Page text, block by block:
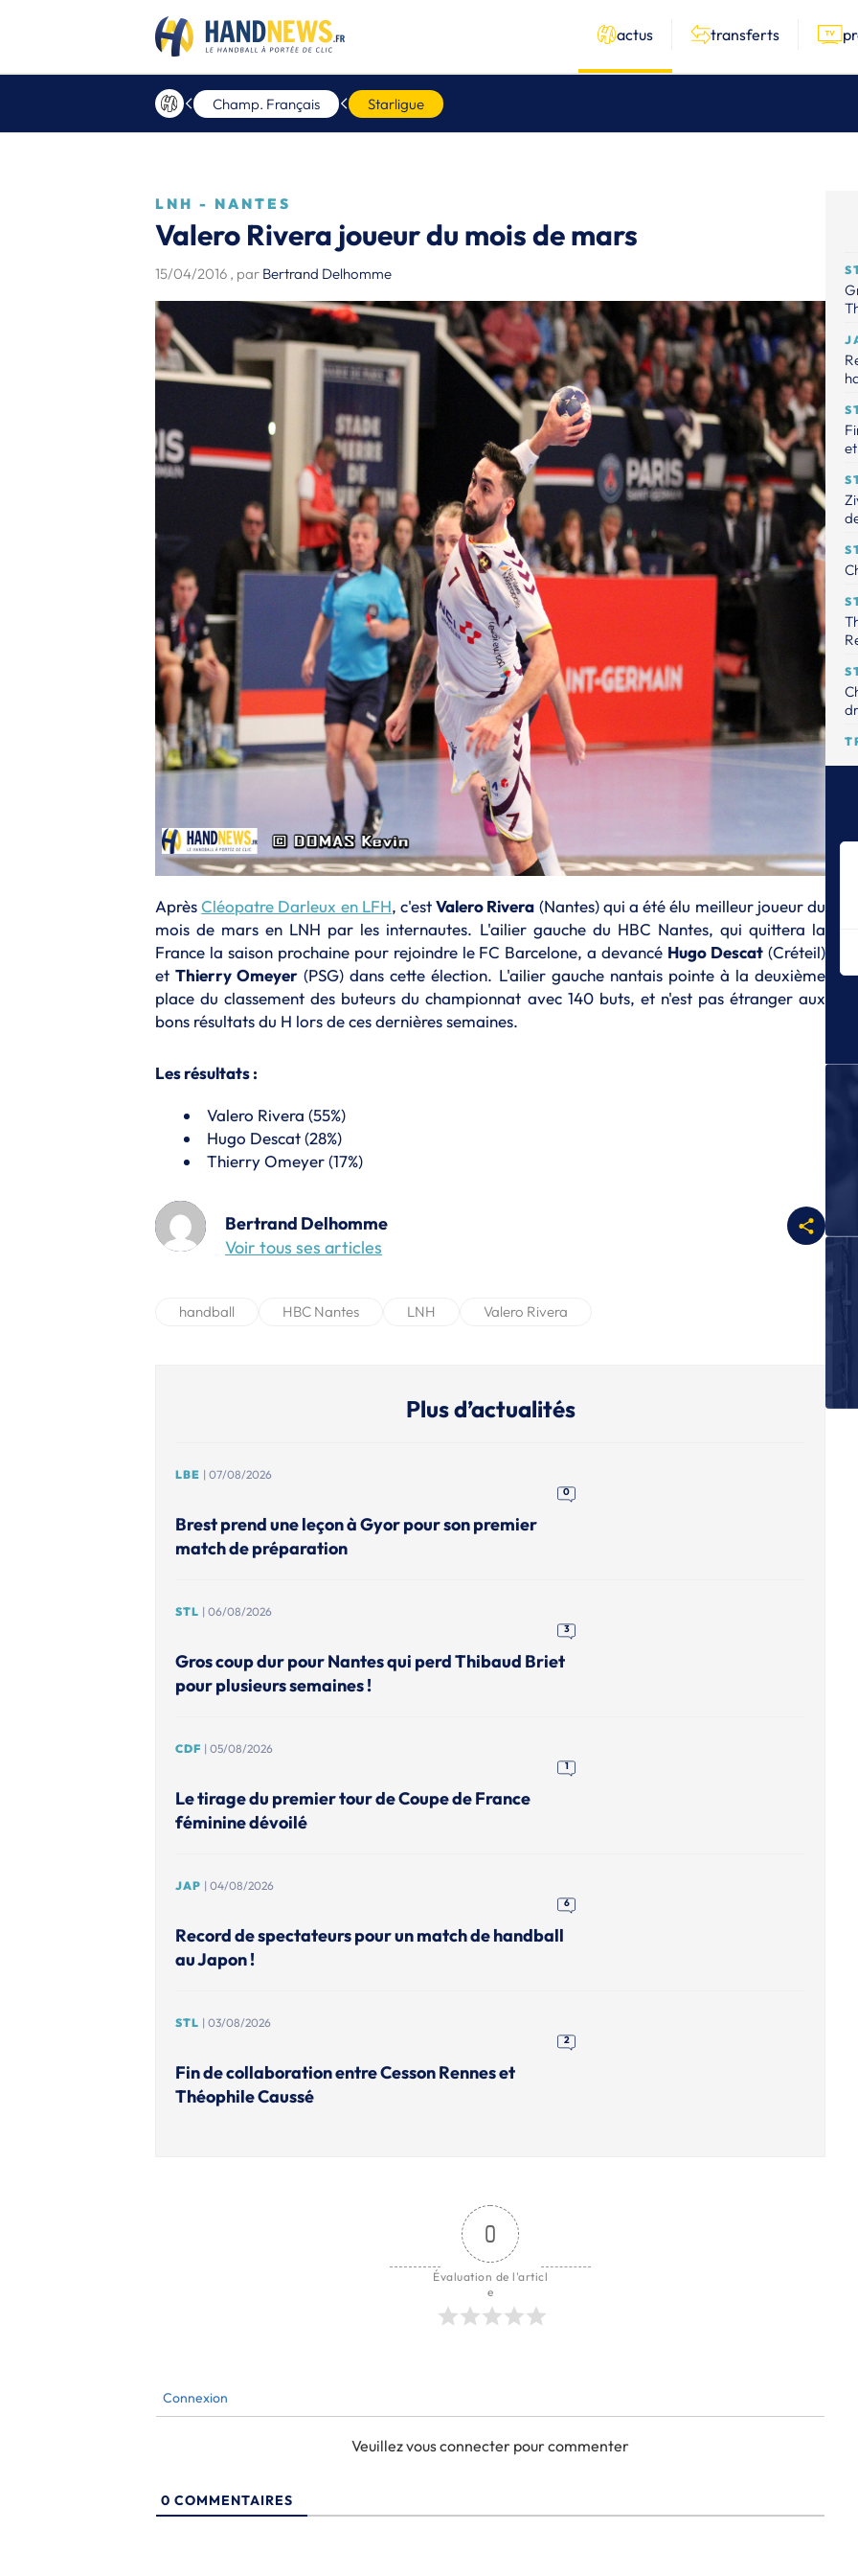
actus transferts
Champ. Français Starligue
LNH - NANTES
Valero Rivera joueur du mois de mars
15/04/2016 , par Bertrand Delhomme
AprèsCléopatre Darleux en LFH, c'estValero Rivera (Nantes) qui a été élu meilleur joueur du
mois de mars en LNH par les internautes. L'ailier gauche du HBC Nantes, qui quittera la
France la saison prochaine pour rejoindre le FC Barcelone, a devancé Hugo Descat (Créteil)
etThierry Omeyer (PSG) dans cette élection. L'ailier gauche nantais pointe à la deuxième
place du classement des buteurs du championnat avec 140 buts, et n'est pas étranger aux
bons résultats du H lors de ces dernières semaines.
Les résultats :
Valero Rivera (55%)
Hugo Descat (28%)
Thierry Omeyer (17%)
Bertrand Delhomme
Voir tous ses articles
handball HBC Nantes LNH Valero Rivera
Plus d’actualités
LBE | 07/08/2026
0
Brest prend une leçon à Gyor pour son premier
match de préparation
STL | 06/08/2026
3
Gros coup dur pour Nantes qui perd Thibaud Briet
pour plusieurs semaines !
CDF | 05/08/2026
1
Le tirage du premier tour de Coupe de France
féminine dévoilé
JAP | 04/08/2026
6
Record de spectateurs pour un match de handball
au Japon !
STL | 03/08/2026
2
Fin de collaboration entre Cesson Rennes et
Théophile Caussé
0
Évaluation de l'articl
e
Connexion
Veuillez vous connecter pour commenter
0 COMMENTAIRES